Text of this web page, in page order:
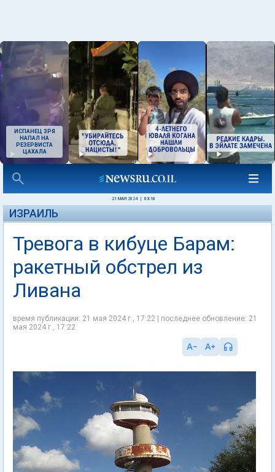
ИСПАНЕЦ ЗРЯ
НАПАЛ НА
РЕЗЕРВИСТА
ЦАХАЛА
21 МАЯ 2024 03:10
ИЗРАИЛЬ
Тревога в кибуце Барам:
ракетный обстрел из
Ливана
время публикации: 21 мая 2024 г., 17:22 | последнее обновление: 21
мая 2024 г., 17:22